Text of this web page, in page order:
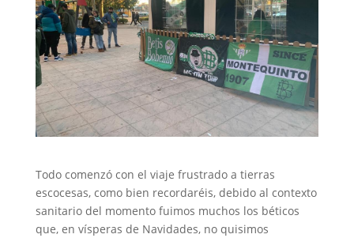
Todo comenzó con el viaje frustrado a tierras
escocesas, como bien recordaréis, debido al contexto
sanitario del momento fuimos muchos los béticos
que, en vísperas de Navidades, no quisimos